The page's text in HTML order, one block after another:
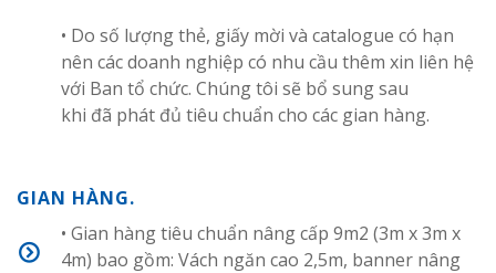
• Do số lượng thẻ, giấy mời và catalogue có hạn
nên các doanh nghiệp có nhu cầu thêm xin liên hệ
với Ban tổ chức. Chúng tôi sẽ bổ sung sau
khi đã phát đủ tiêu chuẩn cho các gian hàng.
GIAN HÀNG.
• Gian hàng tiêu chuẩn nâng cấp 9m2 (3m x 3m x
4m) bao gồm: Vách ngăn cao 2,5m, banner nâng